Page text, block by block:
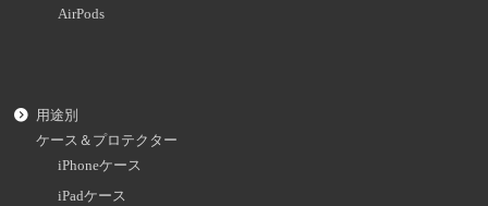
AirPods
用途別
ケース＆プロテクター
iPhoneケース
iPadケース